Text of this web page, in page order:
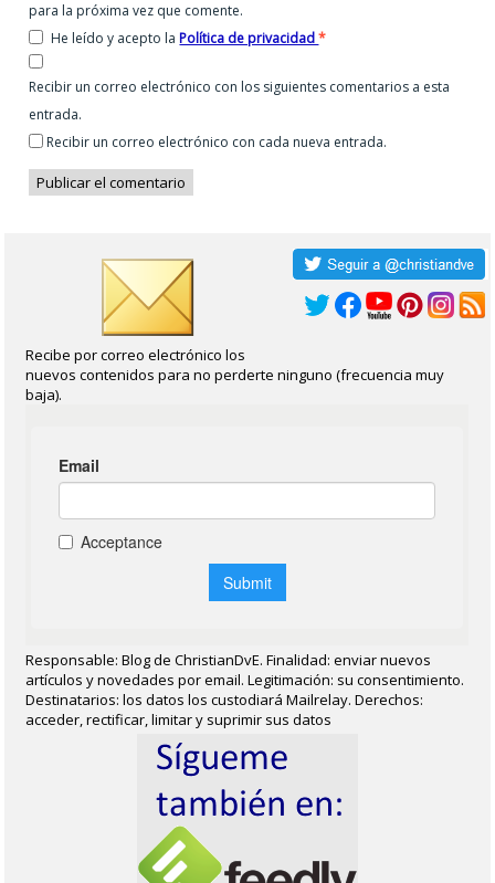
para la próxima vez que comente.
He leído y acepto laPolítica de privacidad*
Recibir un correo electrónico con los siguientes comentarios a esta
entrada.
Recibir un correo electrónico con cada nueva entrada.
Recibe por correo electrónico los
nuevos contenidos para no perderte ninguno (frecuencia muy
baja).
Responsable: Blog de ChristianDvE. Finalidad: enviar nuevos
artículos y novedades por email. Legitimación: su consentimiento.
Destinatarios: los datos los custodiará Mailrelay. Derechos:
acceder, rectificar, limitar y suprimir sus datos